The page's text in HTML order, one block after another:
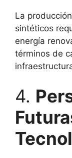
La
sintéticos
energía
términos de
4.